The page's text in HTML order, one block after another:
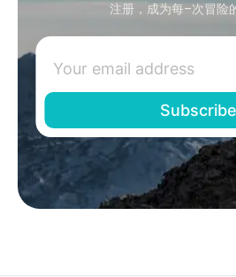
注册，成为每–次冒险